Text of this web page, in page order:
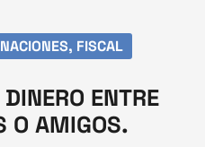
, FISCAL
ENTRE
O AMIGOS.